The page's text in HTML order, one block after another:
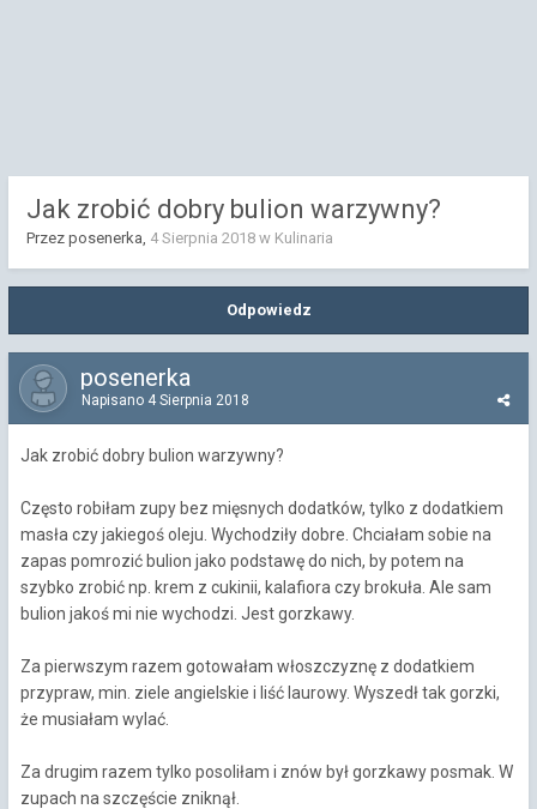
Jak zrobić dobry bulion warzywny?
Przez posenerka, 4 Sierpnia 2018 w Kulinaria
Odpowiedz
posenerka
Napisano 4 Sierpnia 2018
Jak zrobić dobry bulion warzywny?
Często robiłam zupy bez mięsnych dodatków, tylko z dodatkiem
masła czy jakiegoś oleju. Wychodziły dobre. Chciałam sobie na
zapas pomrozić bulion jako podstawę do nich, by potem na
szybko zrobić np. krem z cukinii, kalafiora czy brokuła. Ale sam
bulion jakoś mi nie wychodzi. Jest gorzkawy.
Za pierwszym razem gotowałam włoszczyznę z dodatkiem
przypraw, min. ziele angielskie i liść laurowy. Wyszedł tak gorzki,
że musiałam wylać.
Za drugim razem tylko posoliłam i znów był gorzkawy posmak. W
zupach na szczęście zniknął.